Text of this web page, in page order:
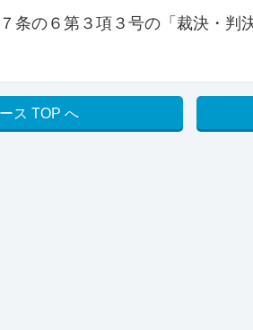
条の６第３項３号の「裁決・判
ス TOP へ